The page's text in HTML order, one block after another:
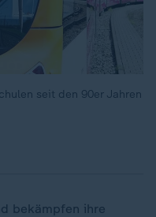
seit den 90er Jahren
bekämpfen ihre